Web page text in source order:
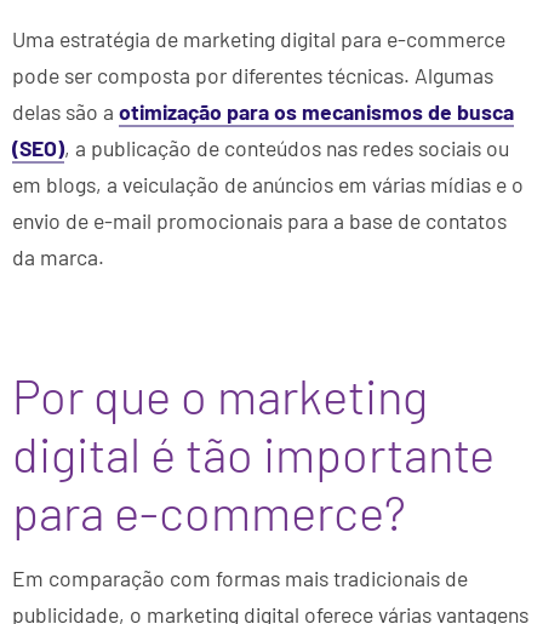
Uma estratégia de marketing digital para e-commerce
pode ser composta por diferentes técnicas. Algumas
delas são a otimização para os mecanismos de busca
(SEO), a publicação de conteúdos nas redes sociais ou
em blogs, a veiculação de anúncios em várias mídias e o
envio de e-mail promocionais para a base de contatos
da marca.
Por que o marketing
digital é tão importante
para e-commerce?
Em comparação com formas mais tradicionais de
publicidade, o marketing digital oferece várias vantagens